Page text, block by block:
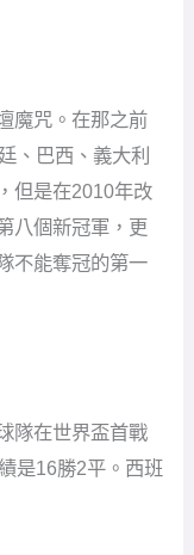
魔咒。在那之前
、巴西、義大利
但是在2010年改
八個新冠軍，更
不能奪冠的第一
隊在世界盃首戰
是16勝2平。西班